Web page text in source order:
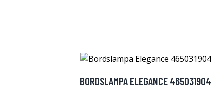
BORDSLAMPA ELEGANCE 465031904